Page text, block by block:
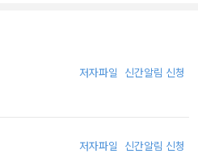
저자파일 신간알림 신청
저자파일 신간알림 신청